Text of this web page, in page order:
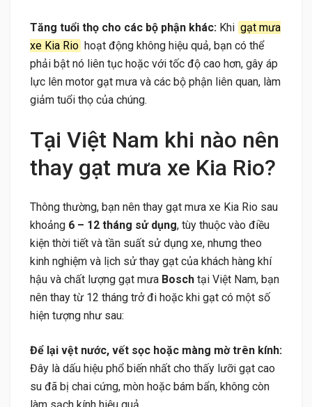
Tăng tuổi thọ cho các bộ phận khác: Khi gạt mưa
xe Kia Rio hoạt động không hiệu quả, bạn có thể
phải bật nó liên tục hoặc với tốc độ cao hơn, gây áp
lực lên motor gạt mưa và các bộ phận liên quan, làm
giảm tuổi thọ của chúng.
Tại Việt Nam khi nào nên
thay gạt mưa xe Kia Rio?
Thông thường, bạn nên thay gạt mưa xe Kia Rio sau
khoảng 6 – 12 tháng sử dụng, tùy thuộc vào điều
kiện thời tiết và tần suất sử dụng xe, nhưng theo
kinh nghiệm và lịch sử thay gạt của khách hàng khí
hậu và chất lượng gạt mưa Bosch tại Việt Nam, bạn
nên thay từ 12 tháng trở đi hoặc khi gạt có một số
hiện tượng như sau:
Để lại vệt nước, vết sọc hoặc màng mờ trên kính:
Đây là dấu hiệu phổ biến nhất cho thấy lưỡi gạt cao
su đã bị chai cứng, mòn hoặc bám bẩn, không còn